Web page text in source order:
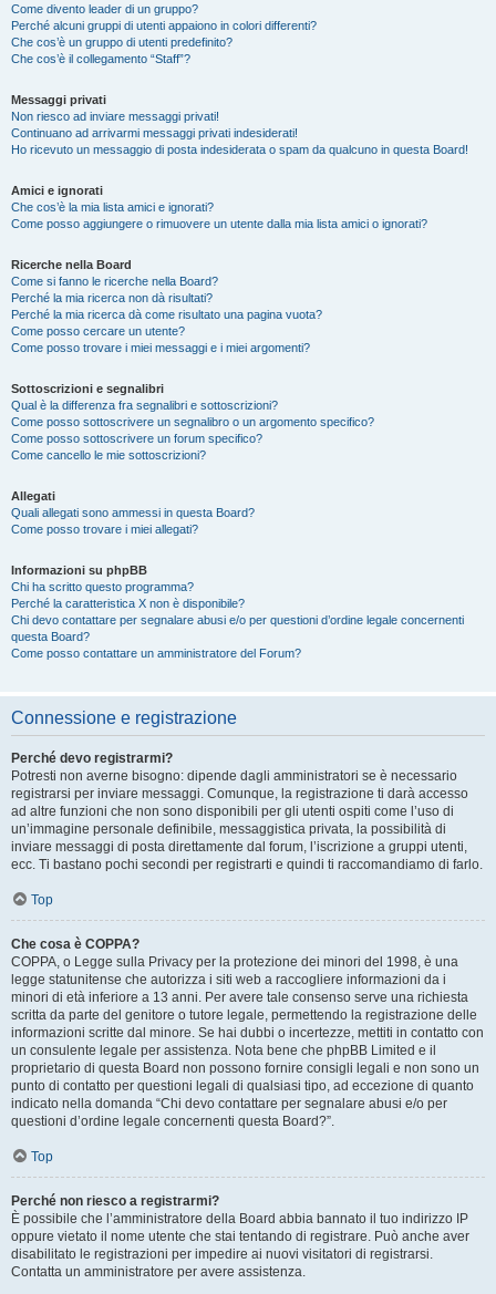
Come divento leader di un gruppo?
Perché alcuni gruppi di utenti appaiono in colori differenti?
Che cos’è un gruppo di utenti predefinito?
Che cos’è il collegamento “Staff”?
Messaggi privati
Non riesco ad inviare messaggi privati!
Continuano ad arrivarmi messaggi privati indesiderati!
Ho ricevuto un messaggio di posta indesiderata o spam da qualcuno in questa Board!
Amici e ignorati
Che cos’è la mia lista amici e ignorati?
Come posso aggiungere o rimuovere un utente dalla mia lista amici o ignorati?
Ricerche nella Board
Come si fanno le ricerche nella Board?
Perché la mia ricerca non dà risultati?
Perché la mia ricerca dà come risultato una pagina vuota?
Come posso cercare un utente?
Come posso trovare i miei messaggi e i miei argomenti?
Sottoscrizioni e segnalibri
Qual è la differenza fra segnalibri e sottoscrizioni?
Come posso sottoscrivere un segnalibro o un argomento specifico?
Come posso sottoscrivere un forum specifico?
Come cancello le mie sottoscrizioni?
Allegati
Quali allegati sono ammessi in questa Board?
Come posso trovare i miei allegati?
Informazioni su phpBB
Chi ha scritto questo programma?
Perché la caratteristica X non è disponibile?
Chi devo contattare per segnalare abusi e/o per questioni d’ordine legale concernenti
questa Board?
Come posso contattare un amministratore del Forum?
Connessione e registrazione
Perché devo registrarmi?
Potresti non averne bisogno: dipende dagli amministratori se è necessario
registrarsi per inviare messaggi. Comunque, la registrazione ti darà accesso
ad altre funzioni che non sono disponibili per gli utenti ospiti come l’uso di
un’immagine personale definibile, messaggistica privata, la possibilità di
inviare messaggi di posta direttamente dal forum, l’iscrizione a gruppi utenti,
ecc. Ti bastano pochi secondi per registrarti e quindi ti raccomandiamo di farlo.
Top
Che cosa è COPPA?
COPPA, o Legge sulla Privacy per la protezione dei minori del 1998, è una
legge statunitense che autorizza i siti web a raccogliere informazioni da i
minori di età inferiore a 13 anni. Per avere tale consenso serve una richiesta
scritta da parte del genitore o tutore legale, permettendo la registrazione delle
informazioni scritte dal minore. Se hai dubbi o incertezze, mettiti in contatto con
un consulente legale per assistenza. Nota bene che phpBB Limited e il
proprietario di questa Board non possono fornire consigli legali e non sono un
punto di contatto per questioni legali di qualsiasi tipo, ad eccezione di quanto
indicato nella domanda “Chi devo contattare per segnalare abusi e/o per
questioni d’ordine legale concernenti questa Board?”.
Top
Perché non riesco a registrarmi?
È possibile che l’amministratore della Board abbia bannato il tuo indirizzo IP
oppure vietato il nome utente che stai tentando di registrare. Può anche aver
disabilitato le registrazioni per impedire ai nuovi visitatori di registrarsi.
Contatta un amministratore per avere assistenza.